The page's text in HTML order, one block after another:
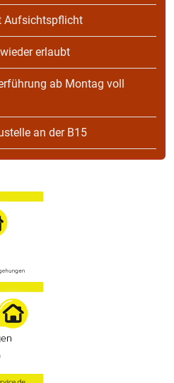
Aufsichtspflicht
erlaubt
ab Montag voll
an der B15